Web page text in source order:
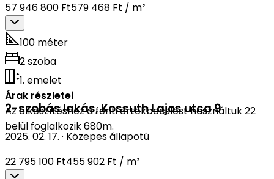
57 946 800 Ft579 468 Ft / m²
100 méter
2 szoba
1. emelet
Árak részletei
Az elkészítéshez a fenti értékbecslést használtuk 22
belül foglalkozik 680m.
2-szobás lakás,Kossuth Lajos utca 9
2025. 02. 17. · Közepes állapotú
22 795 100 Ft455 902 Ft / m²